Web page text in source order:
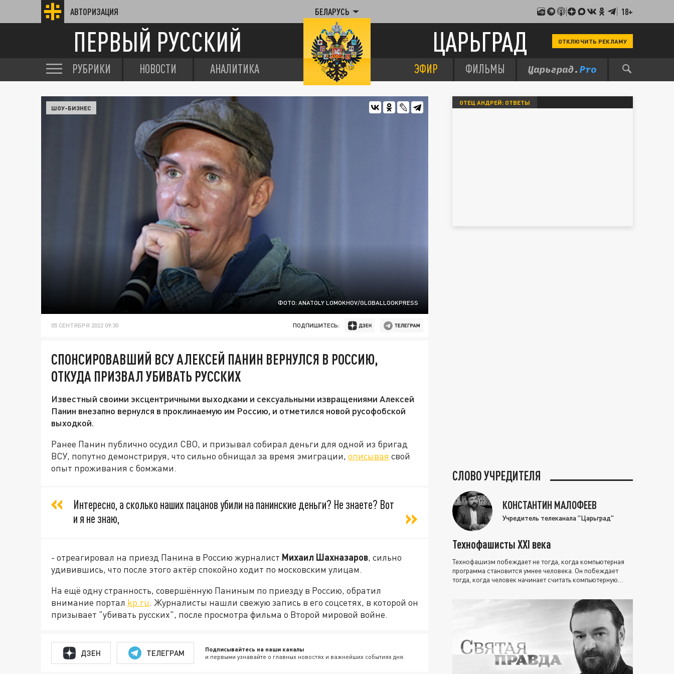
АВТОРИЗАЦИЯ БЕЛАРУСЬ 18+
ПЕРВЫЙ РУССКИЙ ЦАРЬГРАД ОТКЛЮЧИТЬ РЕКЛАМУ
РУБРИКИ НОВОСТИ АНАЛИТИКА ЭФИР ФИЛЬМЫ
ФОТО: ANATOLY LOMOKHOV/GLOBALLOOKPRESS
ШОУ-БИЗНЕС
05 СЕНТЯБРЯ 2022 09:30 ПОДПИШИТЕСЬ:
СПОНСИРОВАВШИЙ ВСУ АЛЕКСЕЙ ПАНИН ВЕРНУЛСЯ В РОССИЮ,
ОТКУДА ПРИЗВАЛ УБИВАТЬ РУССКИХ
Известный своими эксцентричными выходками и сексуальными извращениями Алексей
Панин внезапно вернулся в проклинаемую им Россию, и отметился новой русофобской
выходкой.
Ранее Панин публично осудил СВО, и призывал собирал деньги для одной из бригад
ВСУ, попутно демонстрируя, что сильно обнищал за время эмиграции, описывая свой
опыт проживания с бомжами.
Интересно, а сколько наших пацанов убили на панинские деньги? Не знаете? Вот
и я не знаю,
- отреагировал на приезд Панина в Россию журналист Михаил Шахназаров, сильно
удивившись, что после этого актёр спокойно ходит по московским улицам.
На ещё одну странность, совершённую Паниным по приезду в Россию, обратил
внимание портал kp.ru. Журналисты нашли свежую запись в его соцсетях, в которой он
призывает "убивать русских", после просмотра фильма о Второй мировой войне.
ДЗЕН ТЕЛЕГРАМ Подписывайтесь на наши каналы
и первыми узнавайте о главных новостях и важнейших событиях дня.
ОТЕЦ АНДРЕЙ: ОТВЕТЫ
СЛОВО УЧРЕДИТЕЛЯ
КОНСТАНТИН МАЛОФЕЕВ
Учредитель телеканала "Царьград"
Технофашисты XXI века
Технофашизм побеждает не тогда, когда компьютерная
программа становится умнее человека. Он побеждает
тогда, когда человек начинает считать компьютерную